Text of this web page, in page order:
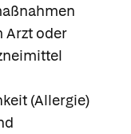
Arzt oder
(Allergie)